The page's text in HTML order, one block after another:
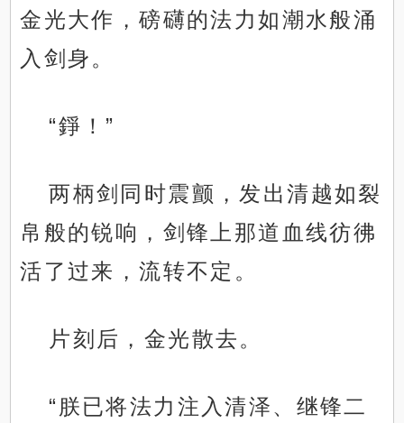
金光大作，磅礴的法力如潮水般涌
入剑身。
“錚！”
两柄剑同时震颤，发出清越如裂
帛般的锐响，剑锋上那道血线彷彿
活了过来，流转不定。
片刻后，金光散去。
“朕已将法力注入清泽、继锋二